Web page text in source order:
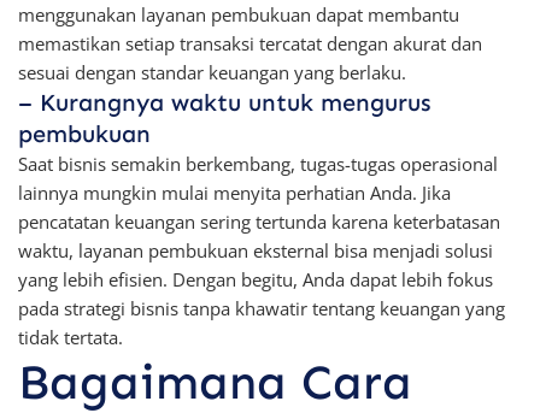
menggunakan layanan pembukuan dapat membantu
memastikan setiap transaksi tercatat dengan akurat dan
sesuai dengan standar keuangan yang berlaku.
– Kurangnya waktu untuk mengurus
pembukuan
Saat bisnis semakin berkembang, tugas-tugas operasional
lainnya mungkin mulai menyita perhatian Anda. Jika
pencatatan keuangan sering tertunda karena keterbatasan
waktu, layanan pembukuan eksternal bisa menjadi solusi
yang lebih efisien. Dengan begitu, Anda dapat lebih fokus
pada strategi bisnis tanpa khawatir tentang keuangan yang
tidak tertata.
Bagaimana Cara